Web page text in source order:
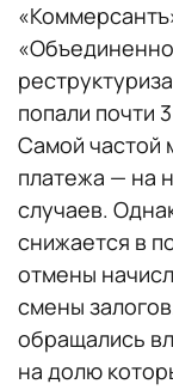
попали почти
Самой частой
платежа — на
случаев.
снижается в
отмены
смены
обращались
на долю